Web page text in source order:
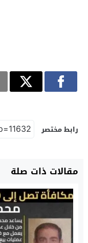
رابط مختصر
مقالات ذات صلة